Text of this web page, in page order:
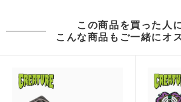
この商品を買った人
こんな商品もご一緒にオ